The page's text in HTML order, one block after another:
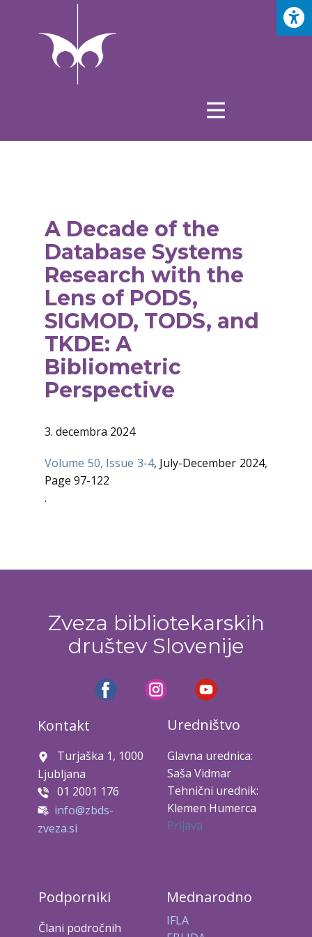
A Decade of the
Database Systems
Research with the
Lens of PODS,
SIGMOD, TODS, and
TKDE: A
Bibliometric
Perspective
3. decembra 2024
Volume 50, Issue 3-4, July-December 2024,
Page 97-122
.
Zveza bibliotekarskih
društev Slovenije
Kontakt
Turjaška 1, 1000
Ljubljana
01 2001 176
info@zbds-
zveza.si
Uredništvo
Glavna urednica:
Saša Vidmar
Tehnični urednik:
Klemen Humerca
Prijava
Podporniki
Člani področnih
Mednarodno
IFLA